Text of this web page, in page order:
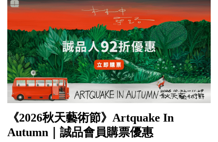
《2026秋天藝術節》Artquake In
Autumn｜誠品會員購票優惠